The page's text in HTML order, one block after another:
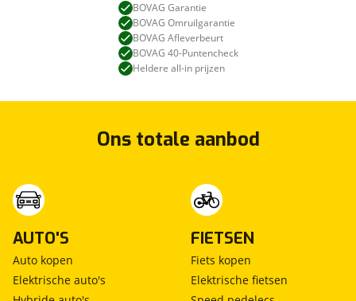
BOVAG Garantie
BOVAG Omruilgarantie
BOVAG Afleverbeurt
BOVAG 40-Puntencheck
Heldere all-in prijzen
Ons totale aanbod
AUTO'S
Auto kopen
Elektrische auto's
FIETSEN
Fiets kopen
Elektrische fietsen